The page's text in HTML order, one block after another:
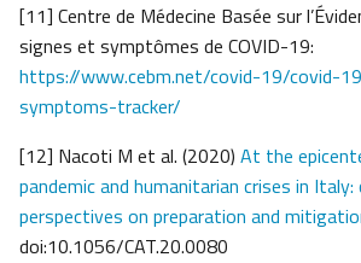
[11] Centre de Médecine Basée sur
signes et symptômes de COVID-19:
https://www.cebm.net/covid-19/covid-
symptoms-tracker/
[12] Nacoti M et al. (2020) At the
pandemic and humanitarian crises in Italy:
perspectives on preparation and
doi:10.1056/CAT.20.0080